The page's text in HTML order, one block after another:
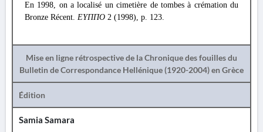
En 1998, on a localisé un cimetière de tombes à crémation du
Bronze Récent. ΕΥΠΠΟ 2 (1998), p. 123.
Mise en ligne rétrospective de la Chronique des fouilles du
Bulletin de Correspondance Hellénique (1920-2004) en Grèce
Édition
Samia Samara